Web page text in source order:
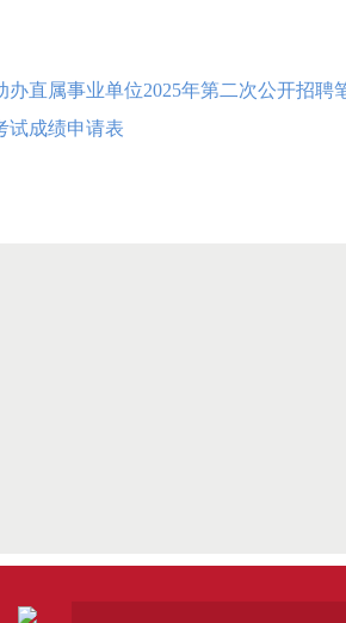
办直属事业单位2025年第二次公开招聘
试成绩申请表